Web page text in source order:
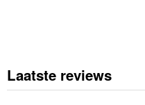
Laatste reviews